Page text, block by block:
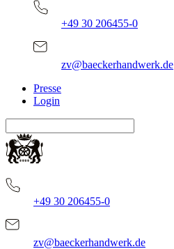
+49 30 206455-0
zv@baeckerhandwerk.de
Presse
Login
+49 30 206455-0
zv@baeckerhandwerk.de